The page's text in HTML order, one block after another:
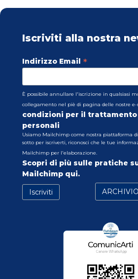
Iscriviti alla nostra
Indirizzo Email *
È possibile annullare l'iscrizione in qualsiasi
collegamento nel piè di pagina delle nostre
condizioni per il
personali
Usiamo Mailchimp come nostra piattaforma
sotto per iscriverti, riconosci che le tue
Mailchimp per l'elaborazione.
Scopri di più sulle pratiche
Mailchimp qui.